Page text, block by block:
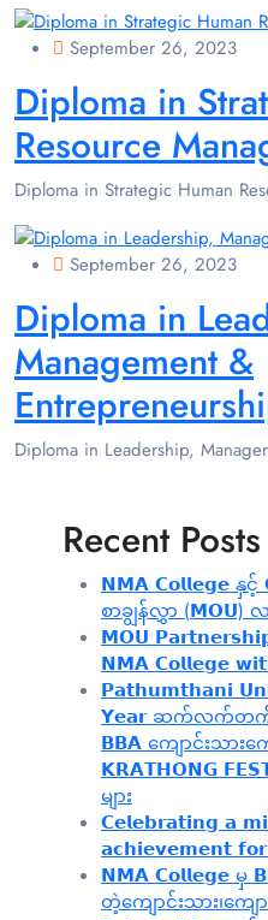
September 26, 2023
Diploma in
Resource
Diploma in Strategic Human
September 26, 2023
Diploma in
Management &
Diploma in Leadership,
Recent Posts
𝗡𝗠𝗔 𝗖𝗼𝗹𝗹𝗲𝗴𝗲 နှ
စာချွန်လွှာ (𝗠𝗢𝗨)
𝗠𝗢𝗨
𝗡𝗠𝗔 𝗖𝗼𝗹𝗹𝗲𝗴𝗲
𝗣𝗮𝘁𝗵𝘂𝗺𝘁𝗵𝗮𝗻𝗶
𝗬𝗲𝗮𝗿 ဆက်လက်တက်
𝗕𝗕𝗔 ကျောင်းသားက
𝗞𝗥𝗔𝗧𝗛𝗢𝗡𝗚
များ
𝗖𝗲𝗹𝗲𝗯𝗿𝗮𝘁𝗶𝗻𝗴 𝗮
𝗮𝗰𝗵𝗶𝗲𝘃𝗲𝗺𝗲𝗻𝘁
𝗡𝗠𝗔 𝗖𝗼𝗹𝗹𝗲𝗴𝗲 မှ
တဲ့ကျောင်းသား၊‌က